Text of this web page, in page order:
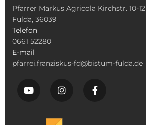
Pfarrer Markus Agricola Kirchstr. 10-12
Fulda, 36039
Telefon
0661 52280
E-mail
pfarrei.franziskus-fd@bistum-fulda.de